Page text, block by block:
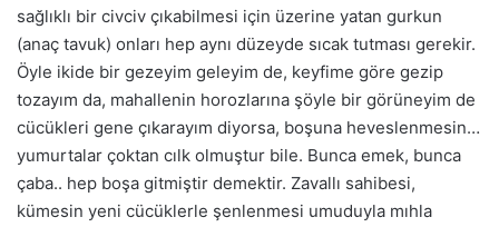
sağlıklı bir civciv çıkabilmesi için üzerine yatan gurkun
(anaç tavuk) onları hep aynı düzeyde sıcak tutması gerekir.
Öyle ikide bir gezeyim geleyim de, keyfime göre gezip
tozayım da, mahallenin horozlarına şöyle bir görüneyim de
cücükleri gene çıkarayım diyorsa, boşuna heveslenmesin…
yumurtalar çoktan cılk olmuştur bile. Bunca emek, bunca
çaba.. hep boşa gitmiştir demektir. Zavallı sahibesi,
kümesin yeni cücüklerle şenlenmesi umuduyla mıhla